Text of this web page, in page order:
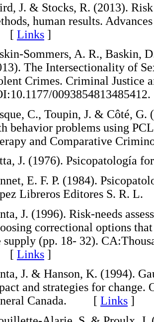
J. & Stocks, R. (2013).
human results.
Links ]
Sommers, A. R., Baskin,
The Intersectionality of
Crimes. Criminal Justice
C., Toupin, J. & Côté,
behavior problems using
and Comparative
J. (1976).
E. F. P. (1984).
Libreros Editores S.
J. (1996). Risk-needs
correctional options
supply (pp. 18- 32).
Links ]
J. & Hanson, K. (1994).
and strategies for change.
Canada. [ Links ]